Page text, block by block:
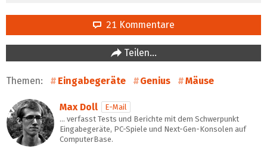
21 Kommentare
Teilen…
Themen: Eingabegeräte Genius Mäuse
Max Doll
E-Mail
… verfasst Tests und Berichte mit dem Schwerpunkt
Eingabegeräte, PC-Spiele und Next-Gen-Konsolen auf
ComputerBase.